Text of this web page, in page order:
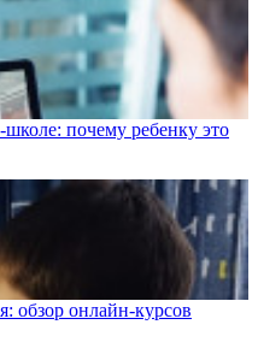
почему ребенку это
обзор онлайн-курсов